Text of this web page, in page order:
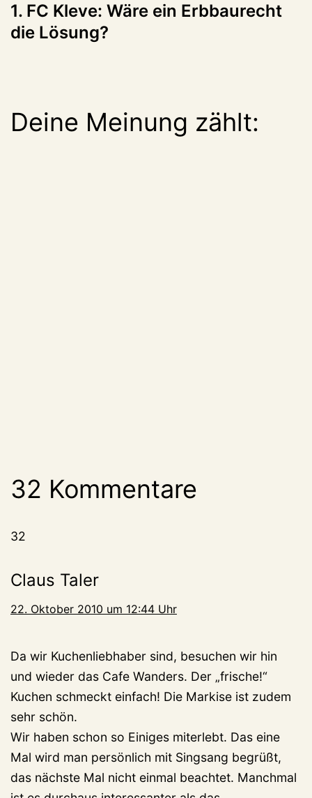
1. FC Kleve: Wäre ein Erbbaurecht
die Lösung?
Deine Meinung zählt:
32 Kommentare
32
Claus Taler
22. Oktober 2010 um 12:44 Uhr
Da wir Kuchenliebhaber sind, besuchen wir hin
und wieder das Cafe Wanders. Der „frische!“
Kuchen schmeckt einfach! Die Markise ist zudem
sehr schön.
Wir haben schon so Einiges miterlebt. Das eine
Mal wird man persönlich mit Singsang begrüßt,
das nächste Mal nicht einmal beachtet. Manchmal